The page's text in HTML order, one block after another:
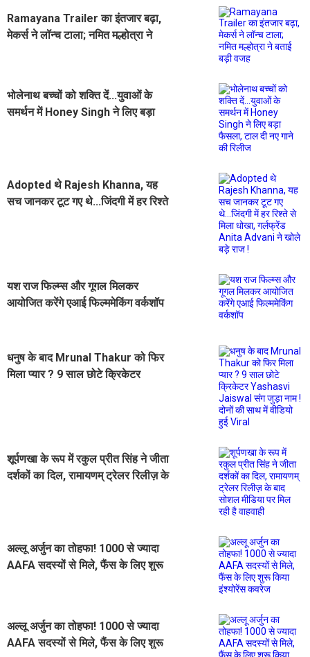
Ramayana Trailer का इंतजार बढ़ा,
मेकर्स ने लॉन्च टाला; नमित मल्होत्रा ने
भोलेनाथ बच्चों को शक्ति दें...युवाओं के
समर्थन में Honey Singh ने लिए बड़ा
Adopted थे Rajesh Khanna, यह
सच जानकर टूट गए थे...जिंदगी में हर रिश्ते
यश राज फिल्म्स और गूगल मिलकर
आयोजित करेंगे एआई फिल्ममेकिंग वर्कशॉप
धनुष के बाद Mrunal Thakur को फिर
मिला प्यार ? 9 साल छोटे क्रिकेटर
शूर्पणखा के रूप में रकुल प्रीत सिंह ने जीता
दर्शकों का दिल, रामायणम् ट्रेलर रिलीज़ के
अल्लू अर्जुन का तोहफा! 1000 से ज्यादा
AAFA सदस्यों से मिले, फैंस के लिए शुरू
अल्लू अर्जुन का तोहफा! 1000 से ज्यादा
AAFA सदस्यों से मिले, फैंस के लिए शुरू